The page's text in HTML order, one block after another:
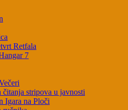
Retfala
7
stripova u javnosti
Igara na Ploči